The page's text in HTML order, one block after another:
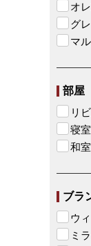
オ
グ
マ
部屋
リ
寝室
和室
ブラ
ウ
ミ